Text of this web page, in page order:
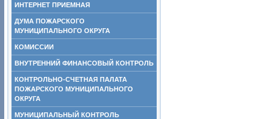
ИНТЕРНЕТ ПРИЕМНАЯ
ДУМА ПОЖАРСКОГО
МУНИЦИПАЛЬНОГО ОКРУГА
КОМИССИИ
ВНУТРЕННИЙ ФИНАНСОВЫЙ КОНТРОЛЬ
КОНТРОЛЬНО-СЧЕТНАЯ ПАЛАТА
ПОЖАРСКОГО МУНИЦИПАЛЬНОГО
ОКРУГА
МУНИЦИПАЛЬНЫЙ КОНТРОЛЬ